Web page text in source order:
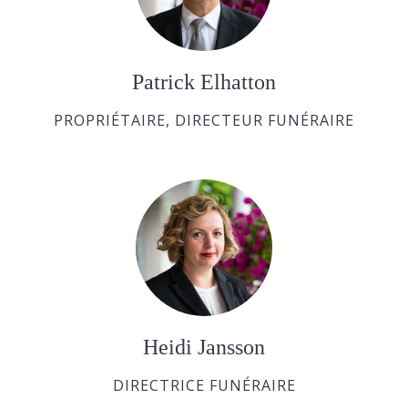
Patrick Elhatton
PROPRIÉTAIRE, DIRECTEUR FUNÉRAIRE
Heidi Jansson
DIRECTRICE FUNÉRAIRE